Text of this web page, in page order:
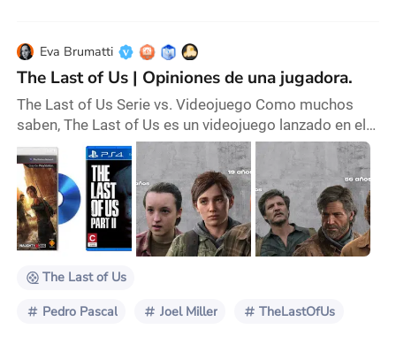
Eva Brumatti
The Last of Us | Opiniones de una jugadora.
The Last of Us Serie vs. Videojuego Como muchos
saben, The Last of Us es un videojuego lanzado en el
2013 por la empresa Naughty Dog. Con muy pocas
expectativas de que tuviera éxito, el videojuego no
solo generó muchísimas ganancias, sino que se ganó
a la comunidad gamer. Esperamos durante años y
finalmente en el 2020 llegó a nuestras consolas The
Last of Us II, que nuevamente revolucionó a la com
The Last of Us
Pedro Pascal Joel Miller TheLastOfUs